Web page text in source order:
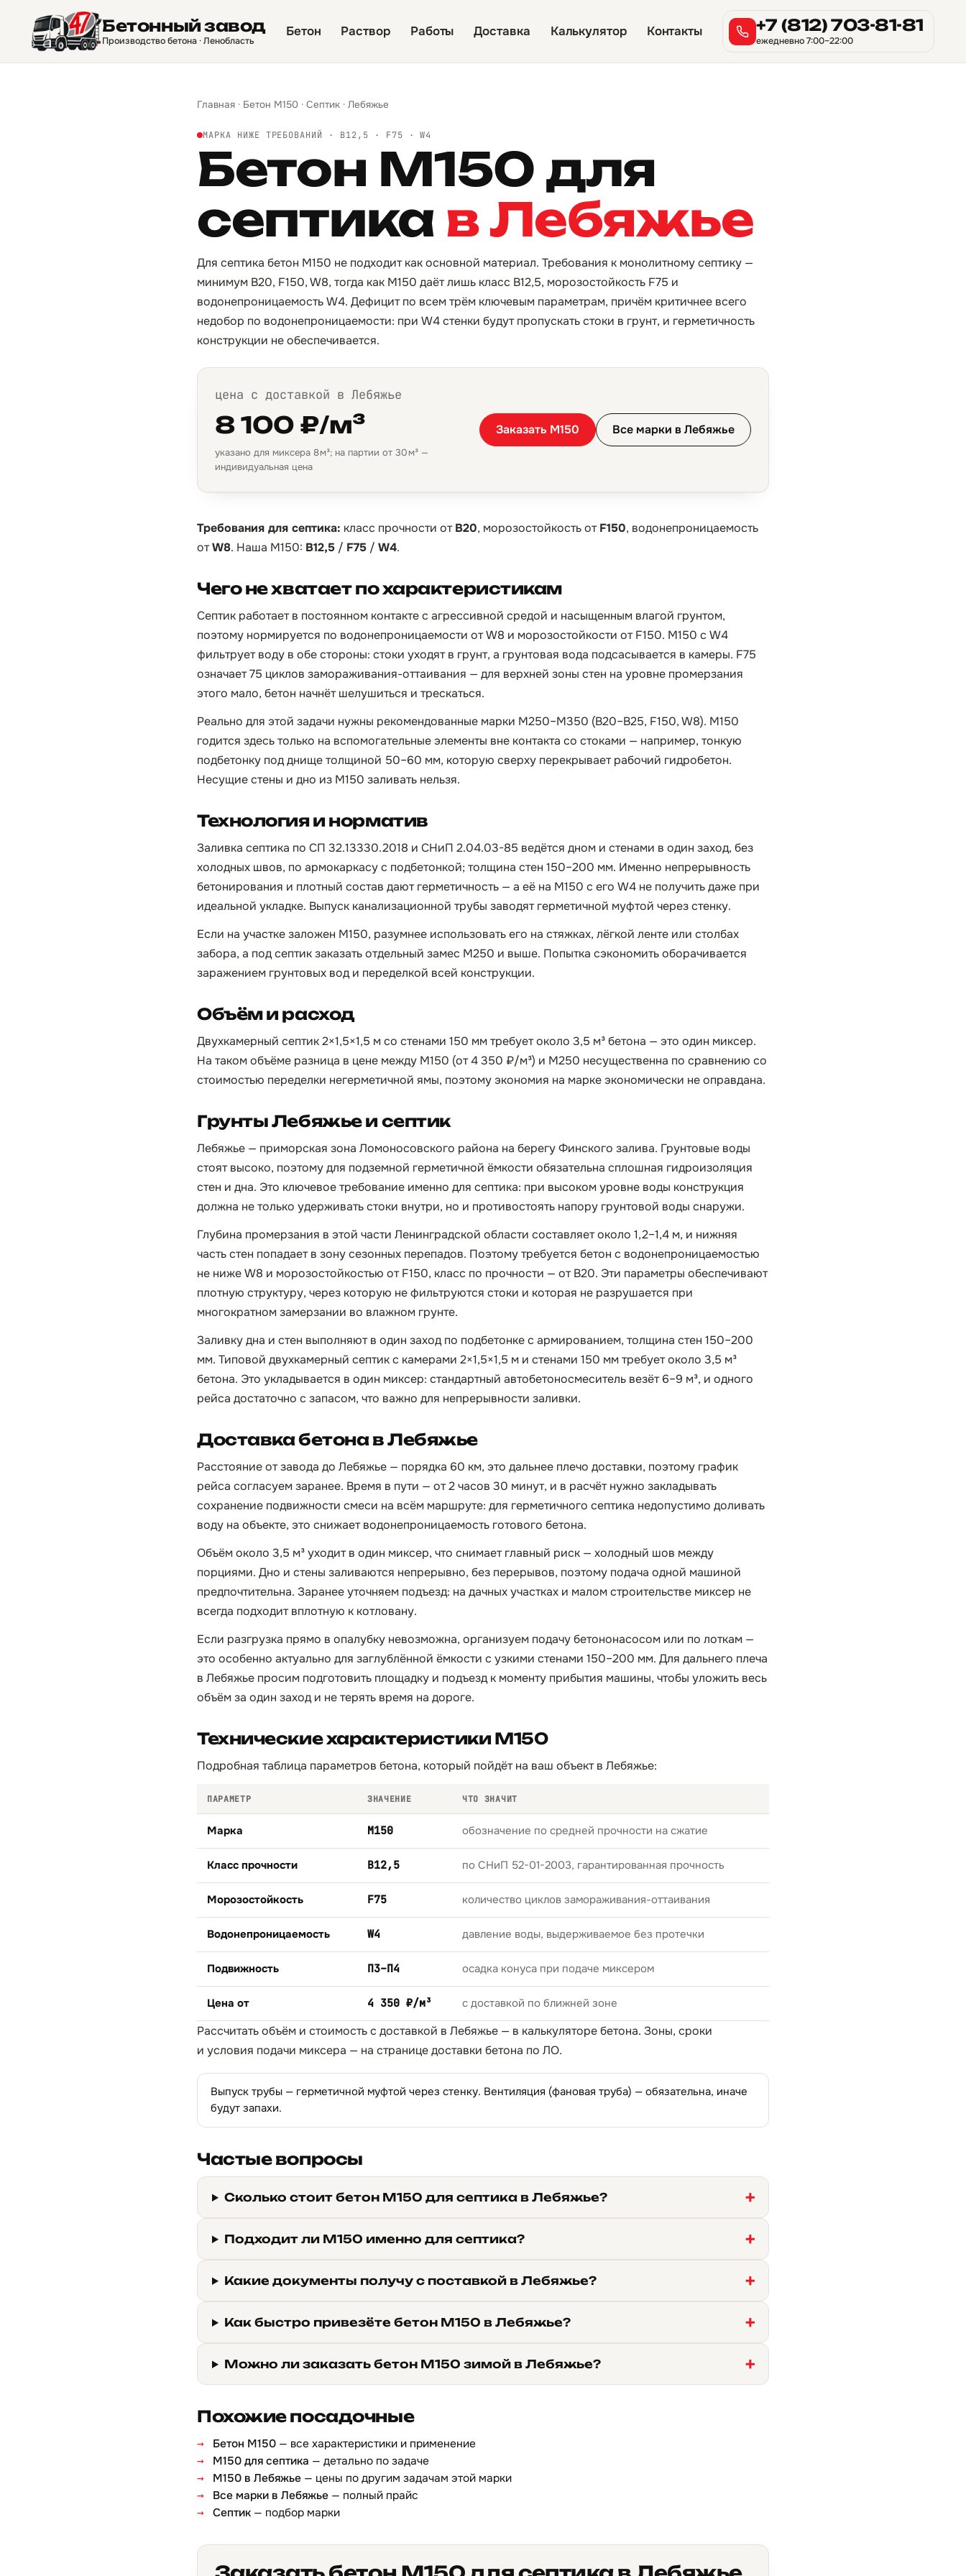
Бетонный завод
Производство бетона · Ленобласть
Бетон Раствор Работы Доставка Калькулятор Контакты +7 (812) 703-81-81
ежедневно 7:00–22:00
Главная · Бетон М150 · Септик · Лебяжье
МАРКА НИЖЕ ТРЕБОВАНИЙ · B12,5 · F75 · W4
Бетон М150 для
септика в Лебяжье
Для септика бетон М150 не подходит как основной материал. Требования к монолитному септику —
минимум B20, F150, W8, тогда как М150 даёт лишь класс B12,5, морозостойкость F75 и
водонепроницаемость W4. Дефицит по всем трём ключевым параметрам, причём критичнее всего
недобор по водонепроницаемости: при W4 стенки будут пропускать стоки в грунт, и герметичность
конструкции не обеспечивается.
цена с доставкой в Лебяжье
8 100 ₽/м³
указано для миксера 8 м³; на партии от 30 м³ —
индивидуальная цена
Заказать М150 Все марки в Лебяжье
Требования для септика: класс прочности отB20, морозостойкость отF150, водонепроницаемость
отW8. Наша М150: B12,5 / F75 / W4.
Чего не хватает по характеристикам
Септик работает в постоянном контакте с агрессивной средой и насыщенным влагой грунтом,
поэтому нормируется по водонепроницаемости от W8 и морозостойкости от F150. М150 с W4
фильтрует воду в обе стороны: стоки уходят в грунт, а грунтовая вода подсасывается в камеры. F75
означает 75 циклов замораживания-оттаивания — для верхней зоны стен на уровне промерзания
этого мало, бетон начнёт шелушиться и трескаться.
Реально для этой задачи нужны рекомендованные марки М250–М350 (B20–B25, F150, W8). М150
годится здесь только на вспомогательные элементы вне контакта со стоками — например, тонкую
подбетонку под днище толщиной 50–60 мм, которую сверху перекрывает рабочий гидробетон.
Несущие стены и дно из М150 заливать нельзя.
Технология и норматив
Заливка септика по СП 32.13330.2018 и СНиП 2.04.03-85 ведётся дном и стенами в один заход, без
холодных швов, по армокаркасу с подбетонкой; толщина стен 150–200 мм. Именно непрерывность
бетонирования и плотный состав дают герметичность — а её на М150 с его W4 не получить даже при
идеальной укладке. Выпуск канализационной трубы заводят герметичной муфтой через стенку.
Если на участке заложен М150, разумнее использовать его на стяжках, лёгкой ленте или столбах
забора, а под септик заказать отдельный замес М250 и выше. Попытка сэкономить оборачивается
заражением грунтовых вод и переделкой всей конструкции.
Объём и расход
Двухкамерный септик 2×1,5×1,5 м со стенами 150 мм требует около 3,5 м³ бетона — это один миксер.
На таком объёме разница в цене между М150 (от 4 350 ₽/м³) и М250 несущественна по сравнению со
стоимостью переделки негерметичной ямы, поэтому экономия на марке экономически не оправдана.
Грунты Лебяжье и септик
Лебяжье — приморская зона Ломоносовского района на берегу Финского залива. Грунтовые воды
стоят высоко, поэтому для подземной герметичной ёмкости обязательна сплошная гидроизоляция
стен и дна. Это ключевое требование именно для септика: при высоком уровне воды конструкция
должна не только удерживать стоки внутри, но и противостоять напору грунтовой воды снаружи.
Глубина промерзания в этой части Ленинградской области составляет около 1,2–1,4 м, и нижняя
часть стен попадает в зону сезонных перепадов. Поэтому требуется бетон с водонепроницаемостью
не ниже W8 и морозостойкостью от F150, класс по прочности — от B20. Эти параметры обеспечивают
плотную структуру, через которую не фильтруются стоки и которая не разрушается при
многократном замерзании во влажном грунте.
Заливку дна и стен выполняют в один заход по подбетонке с армированием, толщина стен 150–200
мм. Типовой двухкамерный септик с камерами 2×1,5×1,5 м и стенами 150 мм требует около 3,5 м³
бетона. Это укладывается в один миксер: стандартный автобетоносмеситель везёт 6–9 м³, и одного
рейса достаточно с запасом, что важно для непрерывности заливки.
Доставка бетона в Лебяжье
Расстояние от завода до Лебяжье — порядка 60 км, это дальнее плечо доставки, поэтому график
рейса согласуем заранее. Время в пути — от 2 часов 30 минут, и в расчёт нужно закладывать
сохранение подвижности смеси на всём маршруте: для герметичного септика недопустимо доливать
воду на объекте, это снижает водонепроницаемость готового бетона.
Объём около 3,5 м³ уходит в один миксер, что снимает главный риск — холодный шов между
порциями. Дно и стены заливаются непрерывно, без перерывов, поэтому подача одной машиной
предпочтительна. Заранее уточняем подъезд: на дачных участках и малом строительстве миксер не
всегда подходит вплотную к котловану.
Если разгрузка прямо в опалубку невозможна, организуем подачу бетононасосом или по лоткам —
это особенно актуально для заглублённой ёмкости с узкими стенами 150–200 мм. Для дальнего плеча
в Лебяжье просим подготовить площадку и подъезд к моменту прибытия машины, чтобы уложить весь
объём за один заход и не терять время на дороге.
Технические характеристики М150
Подробная таблица параметров бетона, который пойдёт на ваш объект в Лебяжье:
ПАРАМЕТР ЗНАЧЕНИЕ ЧТО ЗНАЧИТ
Марка М150 обозначение по средней прочности на сжатие
Класс прочности B12,5 по СНиП 52-01-2003, гарантированная прочность
Морозостойкость F75 количество циклов замораживания-оттаивания
Водонепроницаемость W4 давление воды, выдерживаемое без протечки
Подвижность П3–П4 осадка конуса при подаче миксером
Цена от 4 350 ₽/м³ с доставкой по ближней зоне
Рассчитать объём и стоимость с доставкой в Лебяжье — в калькуляторе бетона. Зоны, сроки
и условия подачи миксера — на страницедоставки бетона по ЛО.
Выпуск трубы — герметичной муфтой через стенку. Вентиляция (фановая труба) — обязательна, иначе
будут запахи.
Частые вопросы
Сколько стоит бетон М150 для септика в Лебяжье?
Подходит ли М150 именно для септика?
Какие документы получу с поставкой в Лебяжье?
Как быстро привезёте бетон М150 в Лебяжье?
Можно ли заказать бетон М150 зимой в Лебяжье?
Похожие посадочные
Бетон М150 — все характеристики и применение
М150 для септика — детально по задаче
М150 в Лебяжье — цены по другим задачам этой марки
Все марки в Лебяжье — полный прайс
Септик — подбор марки